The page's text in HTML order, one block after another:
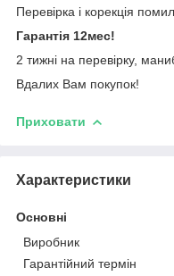
Перевірка і корекція
Гарантія 12мес!
2 тижні на перевірку,
Вдалих Вам покупок!
Приховати
Характеристики
Основні
Виробник
Гарантійний термін